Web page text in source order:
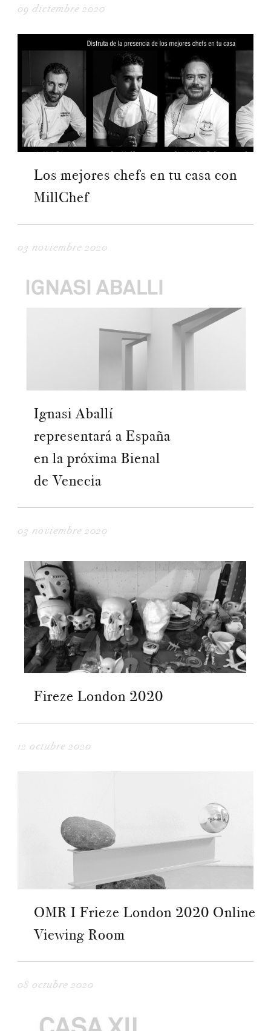
09 diciembre 2020
Los mejores chefs en tu casa con
MillChef
03 noviembre 2020
Ignasi Aballí
representará a España
en la próxima Bienal
de Venecia
03 noviembre 2020
Fireze London 2020
12 octubre 2020
OMR I Frieze London 2020 Online
Viewing Room
08 octubre 2020